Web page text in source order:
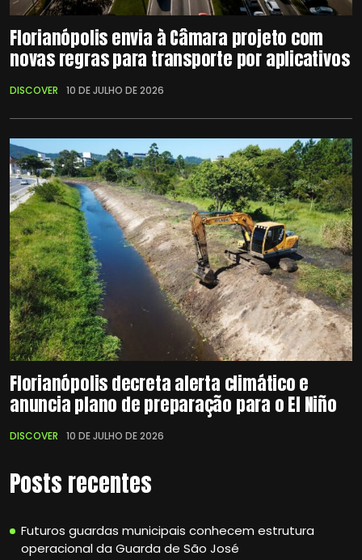
Florianópolis envia à Câmara projeto com
novas regras para transporte por aplicativos
DISCOVER 10 DE JULHO DE 2026
Florianópolis decreta alerta climático e
anuncia plano de preparação para o El Niño
DISCOVER 10 DE JULHO DE 2026
Posts recentes
Futuros guardas municipais conhecem estrutura
operacional da Guarda de São José